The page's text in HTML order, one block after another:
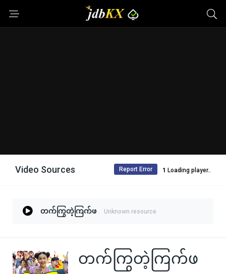
Video Sources Loading player..
Report Error
တက်ကြွတဲ့ကြက်ဖ Unknown resource
တက်ကြွတဲ့ကြက်ဖ